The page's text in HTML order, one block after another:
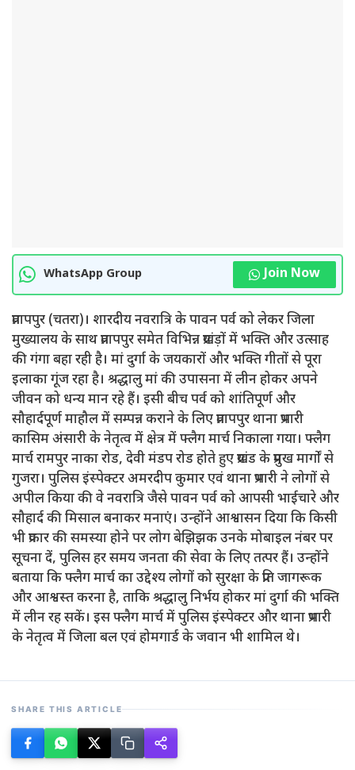
WhatsApp Group Join Now
प्रतापपुर (चतरा)। शारदीय नवरात्रि के पावन पर्व को लेकर जिला
मुख्यालय के साथ प्रतापपुर समेत विभिन्न प्रखंड़ों में भक्ति और उत्साह
की गंगा बहा रही है। मां दुर्गा के जयकारों और भक्ति गीतों से पूरा
इलाका गूंज रहा है। श्रद्धालु मां की उपासना में लीन होकर अपने
जीवन को धन्य मान रहे हैं। इसी बीच पर्व को शांतिपूर्ण और
सौहार्दपूर्ण माहौल में सम्पन्न कराने के लिए प्रतापपुर थाना प्रभारी
कासिम अंसारी के नेतृत्व में क्षेत्र में फ्लैग मार्च निकाला गया। फ्लैग
मार्च रामपुर नाका रोड, देवी मंडप रोड होते हुए प्रखंड के प्रमुख मार्गों से
गुजरा। पुलिस इंस्पेक्टर अमरदीप कुमार एवं थाना प्रभारी ने लोगों से
अपील किया की वे नवरात्रि जैसे पावन पर्व को आपसी भाईचारे और
सौहार्द की मिसाल बनाकर मनाएं। उन्होंने आश्वासन दिया कि किसी
भी प्रकार की समस्या होने पर लोग बेझिझक उनके मोबाइल नंबर पर
सूचना दें, पुलिस हर समय जनता की सेवा के लिए तत्पर हैं। उन्होंने
बताया कि फ्लैग मार्च का उद्देश्य लोगों को सुरक्षा के प्रति जागरूक
और आश्वस्त करना है, ताकि श्रद्धालु निर्भय होकर मां दुर्गा की भक्ति
में लीन रह सकें। इस फ्लैग मार्च में पुलिस इंस्पेक्टर और थाना प्रभारी
के नेतृत्व में जिला बल एवं होमगार्ड के जवान भी शामिल थे।
SHARE THIS ARTICLE